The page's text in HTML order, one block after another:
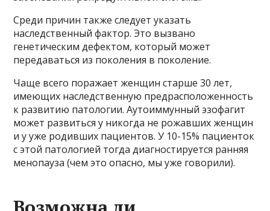
Среди причин также следует указать
наследственный фактор. Это вызвано
генетическим дефектом, который может
передаваться из поколения в поколение.
Чаще всего поражает женщин старше 30 лет,
имеющих наследственную предрасположенность
к развитию патологии. Аутоиммунный эзофагит
может развиться у никогда не рожавших женщин
и у уже родивших пациентов. У 10-15% пациенток
с этой патологией тогда диагностируется ранняя
менопауза (чем это опасно, мы уже говорили).